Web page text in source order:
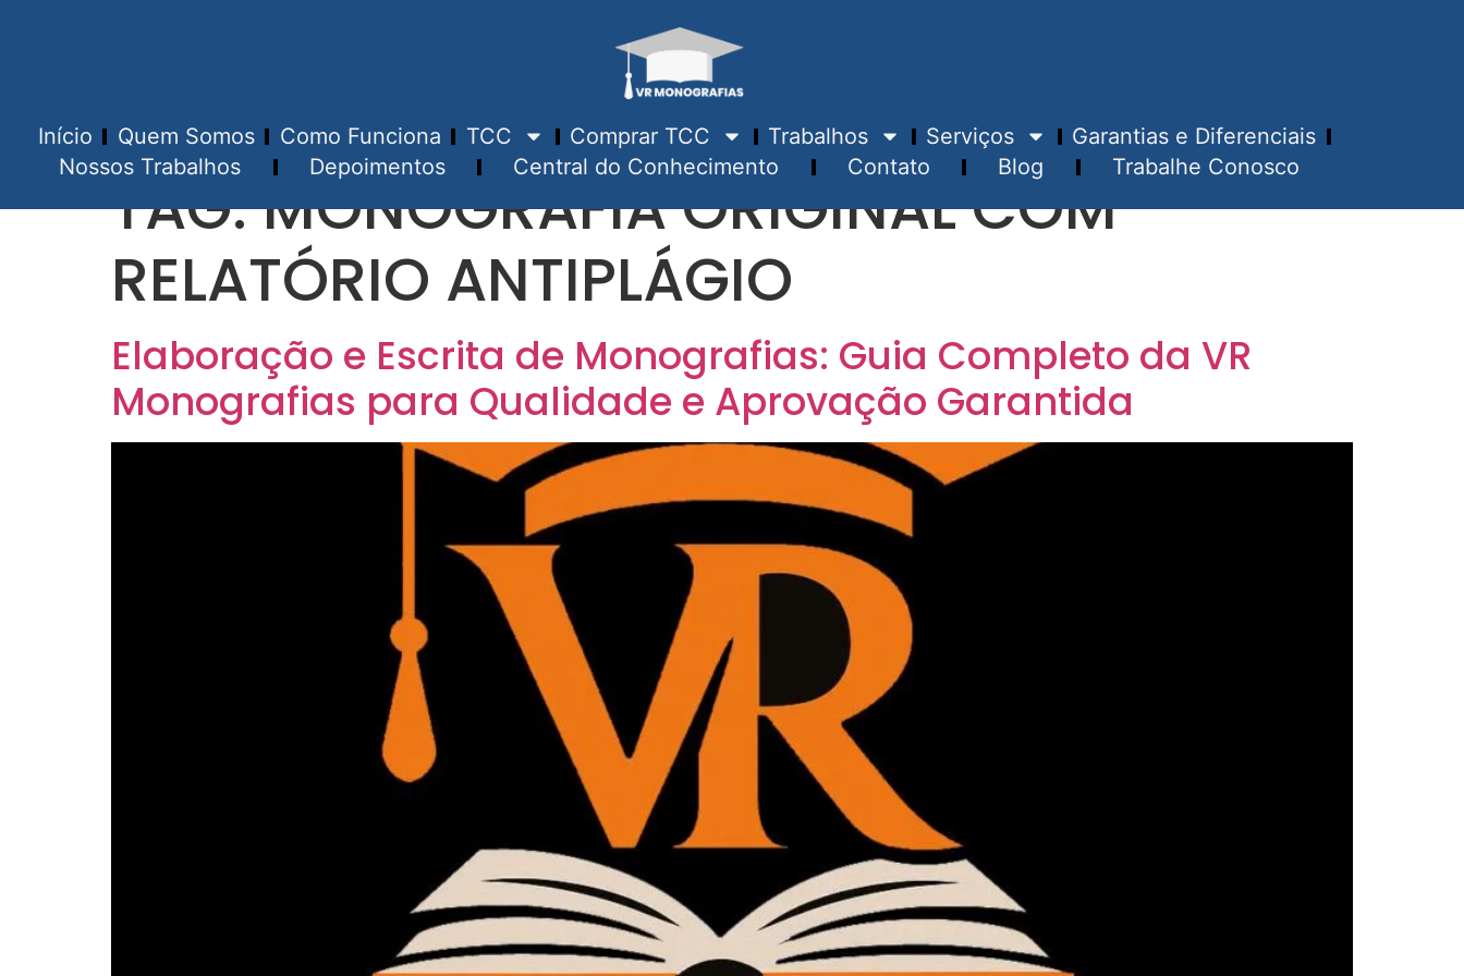
Início Quem Somos Como Funciona TCC Comprar TCC Trabalhos Serviços
Garantias e Diferenciais
Nossos Trabalhos
Depoimentos Central do Conhecimento Contato Blog Trabalhe Conosco
TAG:MONOGRAFIA ORIGINAL COM
RELATÓRIO ANTIPLÁGIO
Elaboração e Escrita de Monografias: Guia Completo da VR
Monografias para Qualidade e Aprovação Garantida